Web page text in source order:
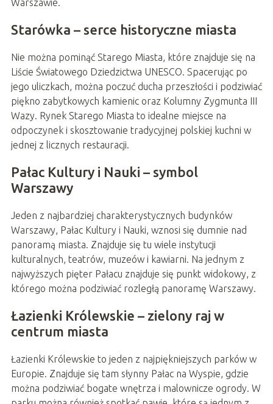
Warszawie.
Starówka – serce historyczne miasta
Nie można pominąć Starego Miasta, które znajduje się na
Liście Światowego Dziedzictwa UNESCO. Spacerując po
jego uliczkach, można poczuć ducha przeszłości i podziwiać
piękno zabytkowych kamienic oraz Kolumny Zygmunta III
Wazy. Rynek Starego Miasta to idealne miejsce na
odpoczynek i skosztowanie tradycyjnej polskiej kuchni w
jednej z licznych restauracji.
Pałac Kultury i Nauki – symbol
Warszawy
Jeden z najbardziej charakterystycznych budynków
Warszawy, Pałac Kultury i Nauki, wznosi się dumnie nad
panoramą miasta. Znajduje się tu wiele instytucji
kulturalnych, teatrów, muzeów i kawiarni. Na jednym z
najwyższych pięter Pałacu znajduje się punkt widokowy, z
którego można podziwiać rozległą panoramę Warszawy.
Łazienki Królewskie – zielony raj w
centrum miasta
Łazienki Królewskie to jeden z najpiękniejszych parków w
Europie. Znajduje się tam słynny Pałac na Wyspie, gdzie
można podziwiać bogate wnętrza i malownicze ogrody. W